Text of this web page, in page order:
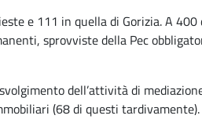
e 111 in quella di Gorizia. A
sprovviste della Pec
dell’attività di
(68 di questi tardivamente).